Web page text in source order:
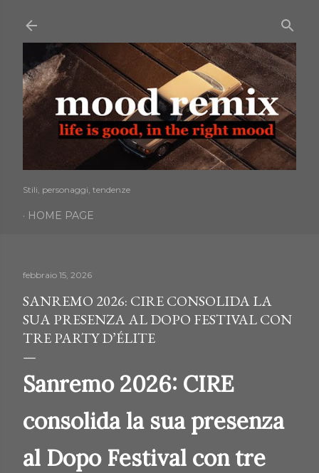
Stili, personaggi, tendenze
HOME PAGE
febbraio 15, 2026
SANREMO 2026: CIRE CONSOLIDA LA
SUA PRESENZA AL DOPO FESTIVAL CON
TRE PARTY D’ÉLITE
Sanremo 2026: CIRE
consolida la sua presenza
al Dopo Festival con tre